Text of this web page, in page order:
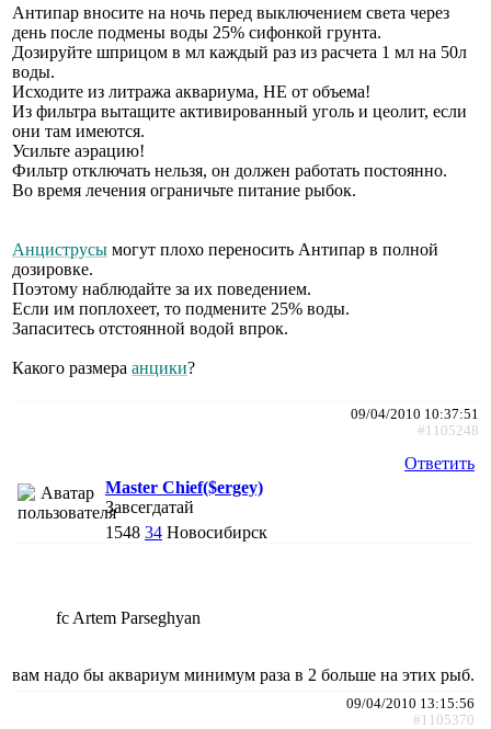
Антипар вносите на ночь перед выключением света через
день после подмены воды 25% сифонкой грунта.
Дозируйте шприцом в мл каждый раз из расчета 1 мл на 50л
воды.
Исходите из литража аквариума, НЕ от объема!
Из фильтра вытащите активированный уголь и цеолит, если
они там имеются.
Усильте аэрацию!
Фильтр отключать нельзя, он должен работать постоянно.
Во время лечения ограничьте питание рыбок.
Анциструсы могут плохо переносить Антипар в полной
дозировке.
Поэтому наблюдайте за их поведением.
Если им поплохеет, то подмените 25% воды.
Запаситесь отстоянной водой впрок.
Какого размера анцики?
09/04/2010 10:37:51
#1105248
Ответить
Master Chief($ergey)
Завсегдатай
1548 34 Новосибирск
fc Artem Parseghyan
вам надо бы аквариум минимум раза в 2 больше на этих рыб.
09/04/2010 13:15:56
#1105370